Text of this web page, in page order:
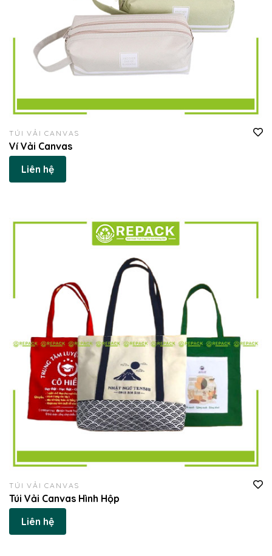
TÚI VẢI CANVAS
Ví Vải Canvas
Liên hệ
TÚI VẢI CANVAS
Túi Vải Canvas Hình Hộp
Liên hệ